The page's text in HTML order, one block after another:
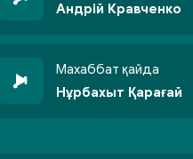
Андрій Кравченко
Махаббат қайда
Нұрбахыт Қарағай